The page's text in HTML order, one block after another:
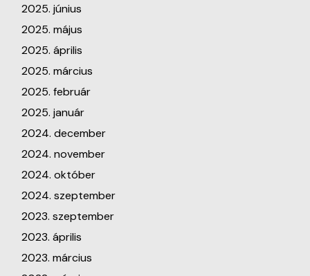
2025. június
2025. május
2025. április
2025. március
2025. február
2025. január
2024. december
2024. november
2024. október
2024. szeptember
2023. szeptember
2023. április
2023. március